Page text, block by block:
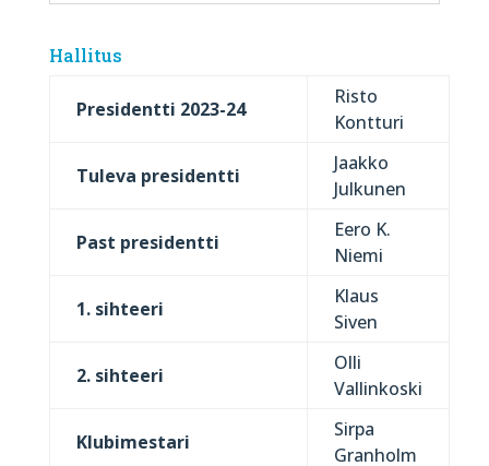
Hallitus
Presidentti 2023-24
Risto
Kontturi
Tuleva presidentti
Jaakko
Julkunen
Past presidentti
Eero K.
Niemi
1. sihteeri
Klaus
Siven
2. sihteeri
Olli
Vallinkoski
Klubimestari
Sirpa
Granholm